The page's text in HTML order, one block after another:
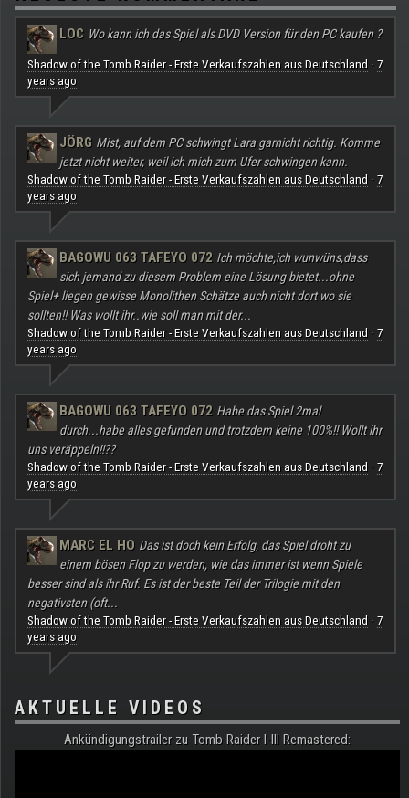
LOC Wo kann ich das Spiel als DVD Version für den PC kaufen ?
Shadow of the Tomb Raider - Erste Verkaufszahlen aus Deutschland · 7
years ago
JÖRG Mist, auf dem PC schwingt Lara garnicht richtig. Komme
jetzt nicht weiter, weil ich mich zum Ufer schwingen kann.
Shadow of the Tomb Raider - Erste Verkaufszahlen aus Deutschland · 7
years ago
BAGOWU 063 TAFEYO 072 Ich möchte,ich wunwüns,dass
sich jemand zu diesem Problem eine Lösung bietet...ohne
Spiel+ liegen gewisse Monolithen Schätze auch nicht dort wo sie
sollten!! Was wollt ihr..wie soll man mit der...
Shadow of the Tomb Raider - Erste Verkaufszahlen aus Deutschland · 7
years ago
BAGOWU 063 TAFEYO 072 Habe das Spiel 2mal
durch...habe alles gefunden und trotzdem keine 100%!! Wollt ihr
uns veräppeln!!??
Shadow of the Tomb Raider - Erste Verkaufszahlen aus Deutschland · 7
years ago
MARC EL HO Das ist doch kein Erfolg, das Spiel droht zu
einem bösen Flop zu werden, wie das immer ist wenn Spiele
besser sind als ihr Ruf. Es ist der beste Teil der Trilogie mit den
negativsten (oft...
Shadow of the Tomb Raider - Erste Verkaufszahlen aus Deutschland · 7
years ago
AKTUELLE VIDEOS
Ankündigungstrailer zu Tomb Raider I-III Remastered: